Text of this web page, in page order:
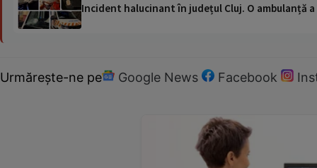
Incident halucinant în județul Cluj. O ambulanță
Urmărește-ne pe Google News Facebook